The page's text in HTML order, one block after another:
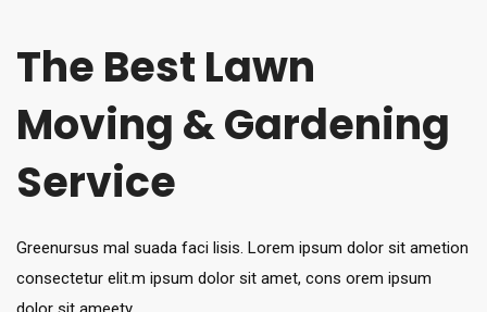
The Best Lawn
Moving & Gardening
Service
Greenursus mal suada faci lisis. Lorem ipsum dolor sit ametion
consectetur elit.m ipsum dolor sit amet, cons orem ipsum